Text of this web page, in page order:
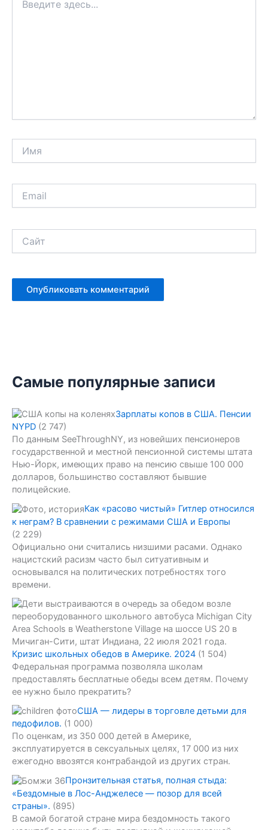
здесь...
Самые популярные записи
Зарплаты копов в США. Пенсии
NYPD (2 747)
По данным SeeThroughNY, из новейших пенсионеров
государственной и местной пенсионной системы штата
Нью-Йорк, имеющих право на пенсию свыше 100 000
долларов, большинство составляют бывшие
полицейские.
Как «расово чистый» Гитлер относился
к неграм? В сравнении с режимами США и Европы
(2 229)
Официально они считались низшими расами. Однако
нацистский расизм часто был ситуативным и
основывался на политических потребностях того
времени.
Кризис школьных обедов в Америке. 2024 (1 504)
Федеральная программа позволяла школам
предоставлять бесплатные обеды всем детям. Почему
ее нужно было прекратить?
США — лидеры в торговле детьми для
педофилов. (1 000)
По оценкам, из 350 000 детей в Америке,
эксплуатируется в сексуальных целях, 17 000 из них
ежегодно ввозятся контрабандой из других стран.
Пронзительная статья, полная стыда:
«Бездомные в Лос-Анджелесе — позор для всей
страны». (895)
В самой богатой стране мира бездомность такого